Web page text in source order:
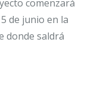
comenzará
de junio en la
donde saldrá